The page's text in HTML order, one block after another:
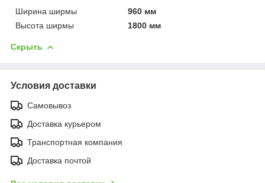
Ширина ширмы
960 мм
Высота ширмы
1800 мм
Скрыть
Условия доставки
Самовывоз
Доставка курьером
Транспортная компания
Доставка почтой